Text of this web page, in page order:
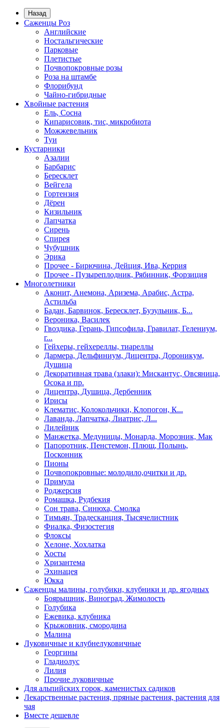
Назад
Саженцы Роз
Английские
Ностальгические
Парковые
Плетистые
Почвопокровные розы
Роза на штамбе
Флорибунд
Чайно-гибридные
Хвойные растения
Ель, Сосна
Кипарисовик, тис, микробиота
Можжевельник
Туи
Кустарники
Азалии
Барбарис
Бересклет
Вейгела
Гортензия
Дёрен
Кизильник
Лапчатка
Сирень
Спирея
Чубушник
Эрика
Прочее - Бирючина, Дейция, Ива, Керрия
Прочее - Пузыреплодник, Рябинник, Форзиция
Многолетники
Аконит, Анемона, Аризема, Арабис, Астра,
Астильба
Бадан, Барвинок, Бересклет, Бузульник, Б...
Вероника, Василек
Гвоздика, Герань, Гипсофила, Гравилат, Гелениум,
г...
Гейхеры, гейхереллы, тиареллы
Дармера, Дельфиниум, Дицентра, Дороникум,
Душица
Декоративная трава (злаки): Мискантус, Овсяница,
Осока и пр.
Дицентра, Душица, Дербенник
Ирисы
Клематис, Колокольчики, Клопогон, К...
Лаванда, Лапчатка, Лиатрис, Л...
Лилейник
Манжетка, Медуницы, Монарда, Морозник, Мак
Папоротник, Пенстемон, Плющ, Полынь,
Посконник
Пионы
Почвопокровные: молодило,очитки и др.
Примула
Роджерсия
Ромашка, Рудбекия
Сон трава, Синюха, Смолка
Тимьян, Традесканция, Тысячелистник
Фиалка, Физостегия
Флоксы
Хелоне, Хохлатка
Хосты
Хризантема
Эхинацея
Юкка
Саженцы малины, голубики, клубники и др. ягодных
Боярышник, Виноград, Жимолость
Голубика
Ежевика, клубника
Крыжовник, смородина
Малина
Луковичные и клубнелуковичные
Георгины
Гладиолус
Лилия
Прочие луковичные
Для альпийских горок, каменистых садиков
Лекарственные растения, пряные растения, растения для
чая
Вместе дешевле